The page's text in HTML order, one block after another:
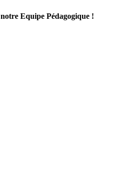
Equipe Pédagogique !